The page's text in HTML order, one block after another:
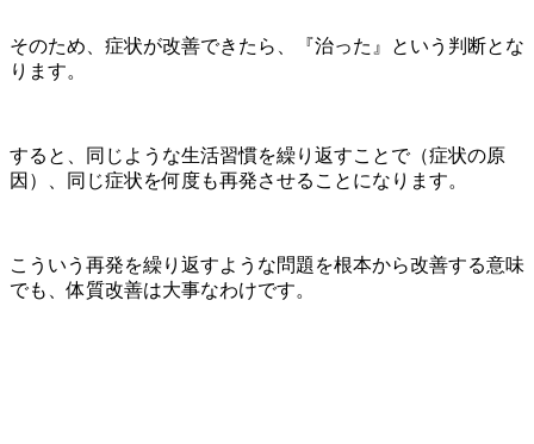
そのため、症状が改善できたら、『治った』という判断とな
ります。
すると、同じような生活習慣を繰り返すことで（症状の原
因）、同じ症状を何度も再発させることになります。
こういう再発を繰り返すような問題を根本から改善する意味
でも、体質改善は大事なわけです。